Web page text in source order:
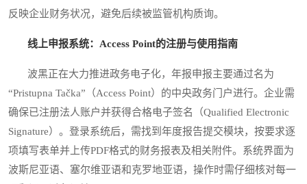
反映企业财务状况，避免后续被监管机构质询。
线上申报系统：Access Point的注册与使用指南
波黑正在大力推进政务电子化，年报申报主要通过名为
“Pristupna Tačka”（Access Point）的中央政务门户进行。企业需
确保已注册法人账户并获得合格电子签名（Qualified Electronic
Signature）。登录系统后，需找到年度报告提交模块，按要求逐
项填写表单并上传PDF格式的财务报表及相关附件。系统界面为
波斯尼亚语、塞尔维亚语和克罗地亚语，操作时需仔细核对每一